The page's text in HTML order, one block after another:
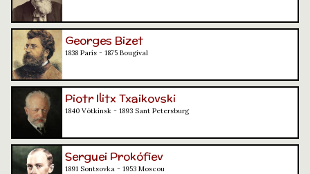
Georges Bizet
1838 París - 1875 Bougival
Piotr Ilitx Txaikovski
1840 Vótkinsk - 1893 Sant Petersburg
Serguei Prokófiev
1891 Sontsovka - 1953 Moscou